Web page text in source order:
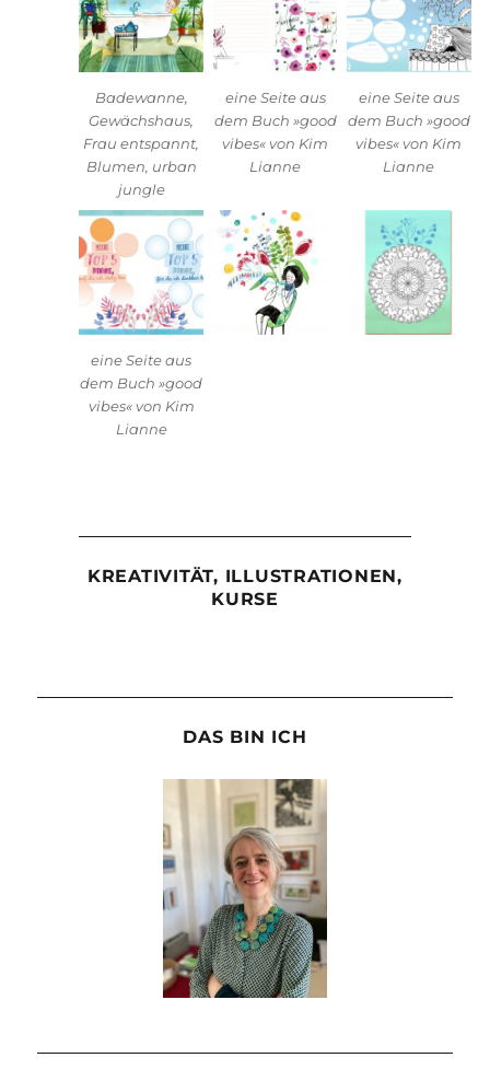
Badewanne,
Gewächshaus,
Frau entspannt,
Blumen, urban
jungle
eine Seite aus
dem Buch »good
vibes« von Kim
Lianne
eine Seite aus
dem Buch »good
vibes« von Kim
Lianne
eine Seite aus
dem Buch »good
vibes« von Kim
Lianne
KREATIVITÄT, ILLUSTRATIONEN,
KURSE
DAS BIN ICH